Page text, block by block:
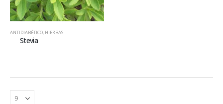
ANTIDIABÉTICO, HIERBAS
Stevia